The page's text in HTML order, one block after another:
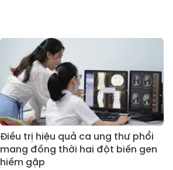
Điều trị hiệu quả ca ung thư phổi
mang đồng thời hai đột biến gen
hiếm gặp